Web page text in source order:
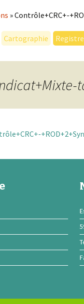
»Contrôle+CRC+-
Cartographie